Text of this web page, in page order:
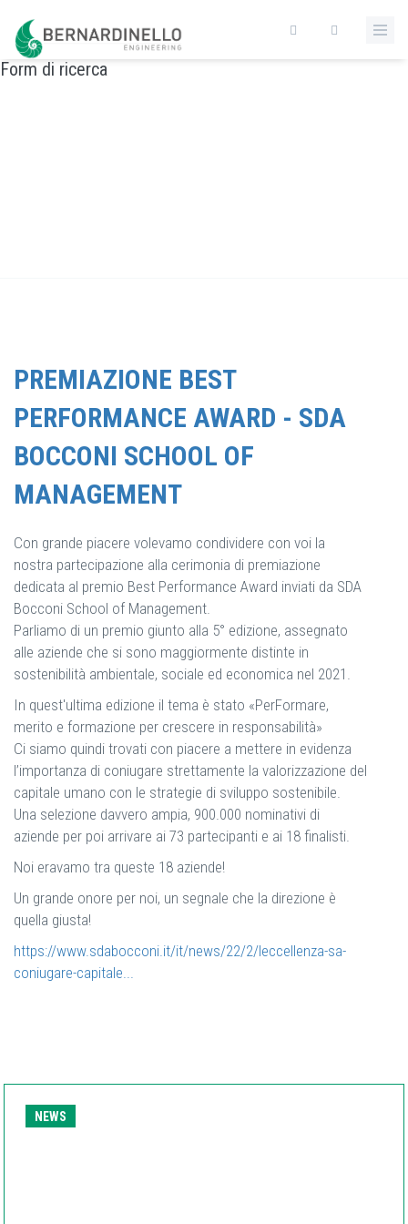
Form di ricerca
PREMIAZIONE BEST
PERFORMANCE AWARD - SDA
BOCCONI SCHOOL OF
MANAGEMENT
Con grande piacere volevamo condividere con voi la
nostra partecipazione alla cerimonia di premiazione
dedicata al premio Best Performance Award inviati da SDA
Bocconi School of Management.
Parliamo di un premio giunto alla 5° edizione, assegnato
alle aziende che si sono maggiormente distinte in
sostenibilità ambientale, sociale ed economica nel 2021.
In quest'ultima edizione il tema è stato «PerFormare,
merito e formazione per crescere in responsabilità»
Ci siamo quindi trovati con piacere a mettere in evidenza
l’importanza di coniugare strettamente la valorizzazione del
capitale umano con le strategie di sviluppo sostenibile.
Una selezione davvero ampia, 900.000 nominativi di
aziende per poi arrivare ai 73 partecipanti e ai 18 finalisti.
Noi eravamo tra queste 18 aziende!
Un grande onore per noi, un segnale che la direzione è
quella giusta!
https://www.sdabocconi.it/it/news/22/2/leccellenza-sa-
coniugare-capitale...
NEWS